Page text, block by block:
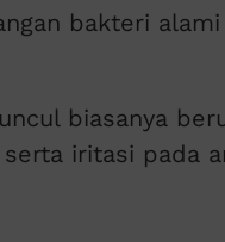
bakteri
biasanya
iritasi pada